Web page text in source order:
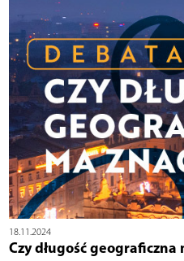
18.11.2024
Czy długość